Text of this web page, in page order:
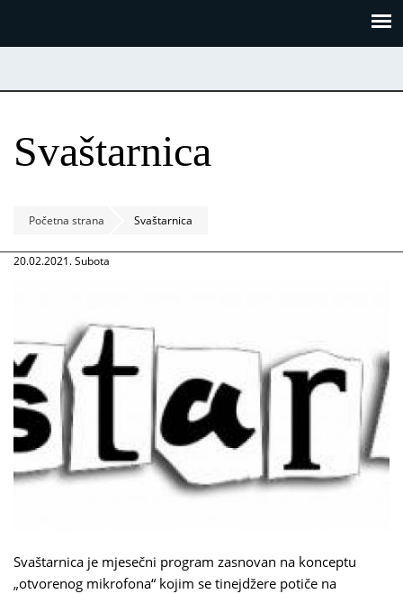
Svaštarnica
Početna strana Svaštarnica
20.02.2021. Subota
Svaštarnica je mjesečni program zasnovan na konceptu
„otvorenog mikrofona“ kojim se tinejdžere potiče na